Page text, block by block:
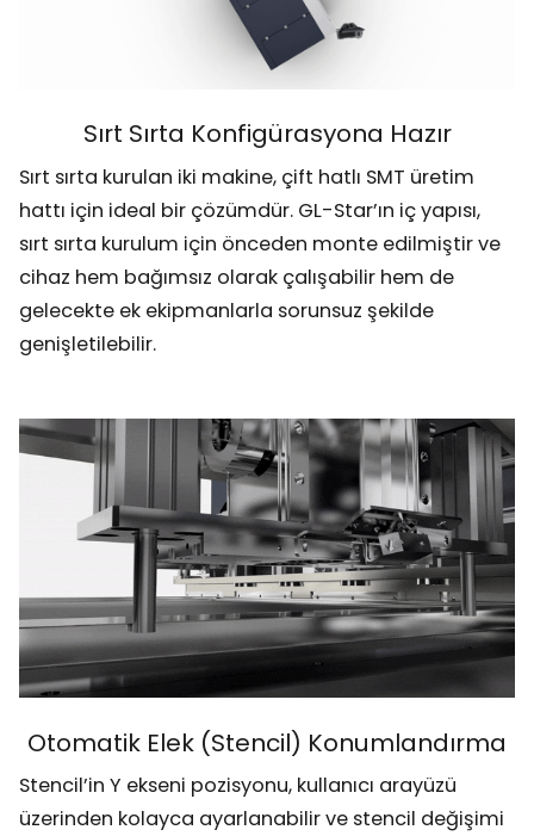
Sırt Sırta Konfigürasyona Hazır
Sırt sırta kurulan iki makine, çift hatlı SMT üretim
hattı için ideal bir çözümdür. GL-Star’ın iç yapısı,
sırt sırta kurulum için önceden monte edilmiştir ve
cihaz hem bağımsız olarak çalışabilir hem de
gelecekte ek ekipmanlarla sorunsuz şekilde
genişletilebilir.
Otomatik Elek (Stencil) Konumlandırma
Stencil’in Y ekseni pozisyonu, kullanıcı arayüzü
üzerinden kolayca ayarlanabilir ve stencil değişimi